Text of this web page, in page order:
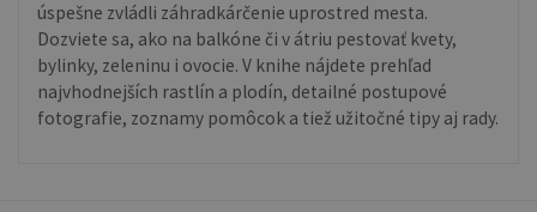
úspešne zvládli záhradkárčenie uprostred mesta.
Dozviete sa, ako na balkóne či v átriu pestovať kvety,
bylinky, zeleninu i ovocie. V knihe nájdete prehľad
najvhodnejších rastlín a plodín, detailné postupové
fotografie, zoznamy pomôcok a tiež užitočné tipy aj rady.